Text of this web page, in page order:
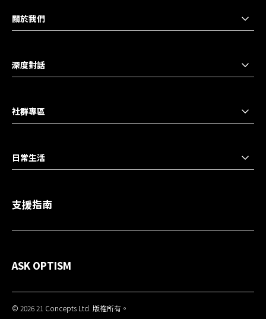
關於我們
深度對話
社群專區
日常生活
支援指南
ASK OPTISM
© 2026 21 Concepts Ltd. 版權所有。